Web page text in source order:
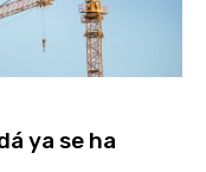
ya se ha